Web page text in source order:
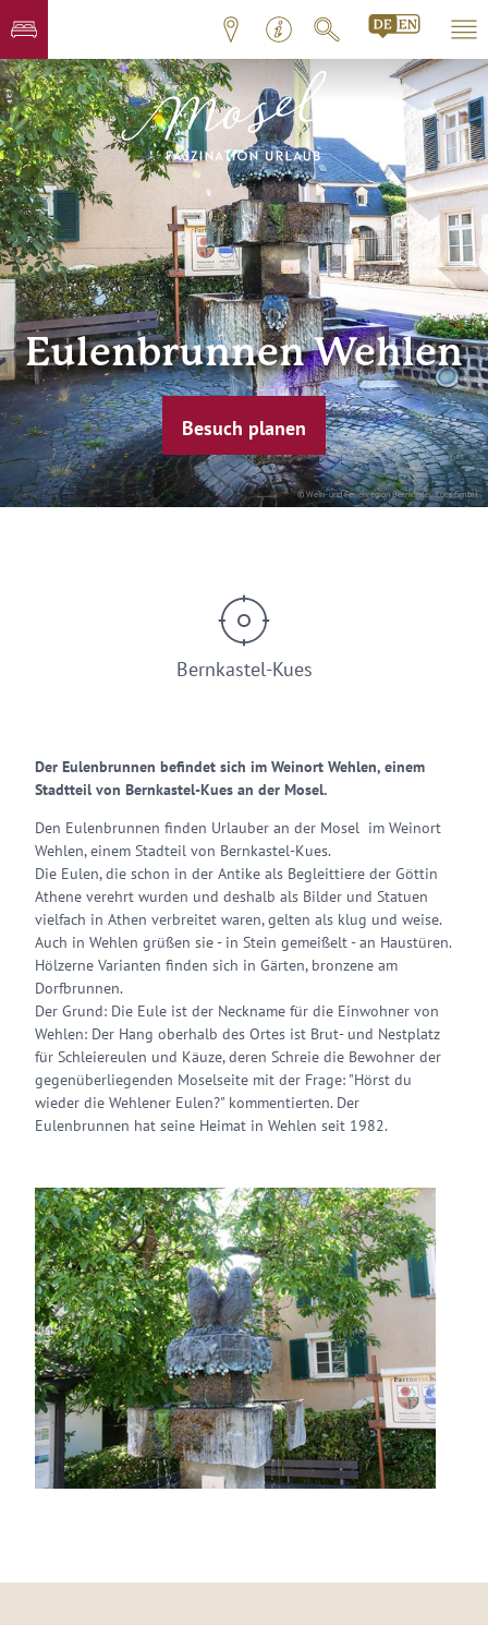
© Wein- und Ferienregion Bernkastel-Kues GmbH
Eulenbrunnen Wehlen
Besuch planen
Bernkastel-Kues
Der Eulenbrunnen befindet sich im Weinort Wehlen, einem
Stadtteil von Bernkastel-Kues an der Mosel.
Den Eulenbrunnen finden Urlauber an der Mosel im Weinort
Wehlen, einem Stadteil von Bernkastel-Kues.
Die Eulen, die schon in der Antike als Begleittiere der Göttin
Athene verehrt wurden und deshalb als Bilder und Statuen
vielfach in Athen verbreitet waren, gelten als klug und weise.
Auch in Wehlen grüßen sie - in Stein gemeißelt - an Haustüren.
Hölzerne Varianten finden sich in Gärten, bronzene am
Dorfbrunnen.
Der Grund: Die Eule ist der Neckname für die Einwohner von
Wehlen: Der Hang oberhalb des Ortes ist Brut- und Nestplatz
für Schleiereulen und Käuze, deren Schreie die Bewohner der
gegenüberliegenden Moselseite mit der Frage: "Hörst du
wieder die Wehlener Eulen?" kommentierten. Der
Eulenbrunnen hat seine Heimat in Wehlen seit 1982.